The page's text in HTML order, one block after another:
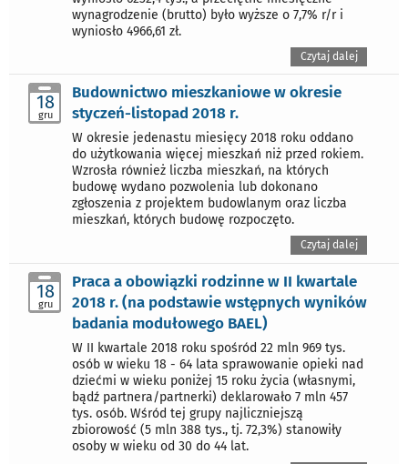
wynagrodzenie (brutto) było wyższe o 7,7% r/r i
wyniosło 4966,61 zł.
Czytaj dalej
18
gru
Budownictwo mieszkaniowe w okresie
styczeń-listopad 2018 r.
W okresie jedenastu miesięcy 2018 roku oddano
do użytkowania więcej mieszkań niż przed rokiem.
Wzrosła również liczba mieszkań, na których
budowę wydano pozwolenia lub dokonano
zgłoszenia z projektem budowlanym oraz liczba
mieszkań, których budowę rozpoczęto.
Czytaj dalej
18
gru
Praca a obowiązki rodzinne w II kwartale
2018 r. (na podstawie wstępnych wyników
badania modułowego BAEL)
W II kwartale 2018 roku spośród 22 mln 969 tys.
osób w wieku 18 - 64 lata sprawowanie opieki nad
dziećmi w wieku poniżej 15 roku życia (własnymi,
bądź partnera/partnerki) deklarowało 7 mln 457
tys. osób. Wśród tej grupy najliczniejszą
zbiorowość (5 mln 388 tys., tj. 72,3%) stanowiły
osoby w wieku od 30 do 44 lat.